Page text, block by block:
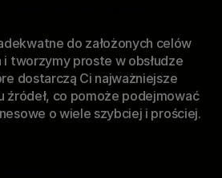
do założonych celów
i tworzymy proste w obsłudze
dostarczą Ci najważniejsze
źródeł, co pomoże podejmować
o wiele szybciej i prościej.